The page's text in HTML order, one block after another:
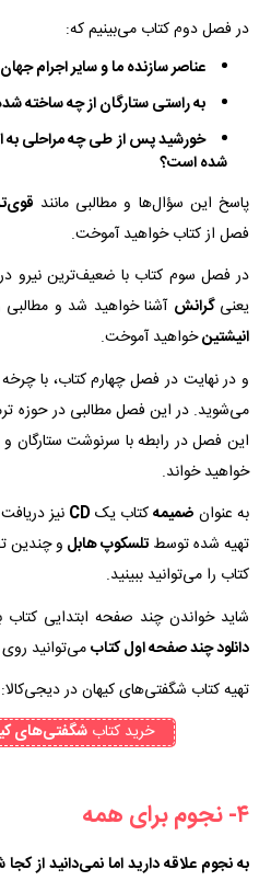
در فصل دوم کتاب می‌بینیم که:
عناصر سازنده ما و سایر اجرام
به راستی ستارگان از چه ساخته
خورشید پس از طی چه مراحلی به
شده است؟
پاسخ این سؤال‌ها و مطالبی مانند
فصل از کتاب خواهید آموخت.
در فصل سوم کتاب با ضعیف‌ترین نیرو
یعنی گرانش آشنا خواهید شد و مطالبی
انیشتینخواهید آموخت.
و در نهایت در فصل چهارم کتاب، با
می‌شوید. در این فصل مطالبی در حوزه
این فصل در رابطه با سرنوشت ستارگان
خواهید خواند.
به عنوان ضمیمهکتاب یک CD نیز
تهیه شده توسط تلسکوپ هابل و چندین
کتاب را می‌توانید ببینید.
شاید خواندن چند صفحه ابتدایی کتاب
دانلود چند صفحه اول کتابمی‌توانید روی
تهیه کتاب شگفتی‌های کیهان در دیجی‌کالا:
خرید کتابشگفتی‌های
۴- نجوم برای همه
به نجوم علاقه دارید اما نمی‌دانید از